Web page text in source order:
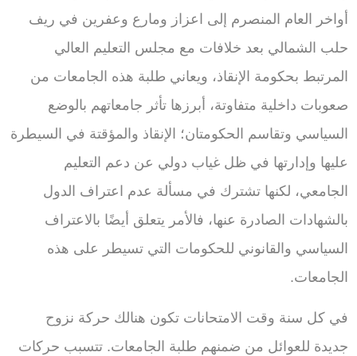
أواخر العام المنصرم إلى اعزاز ومارع وعفرين في ريف
حلب الشمالي بعد خلافات مع مجلس التعليم العالي
المرتبط بحكومة الإنقاذ، ويعاني طلبة هذه الجامعات من
صعوبات داخلية متفاوتة، أبرزها تأثر جامعاتهم بالوضع
السياسي وتقاسم الحكومتان؛ الإنقاذ والمؤقتة في السيطرة
عليها وإدارتها في ظل غياب دولي عن دعم التعليم
الجامعي، لكنها تشترك في مسألة عدم اعتراف الدول
بالشهادات الصادرة عنها، فالأمر يتعلق أيضًا بالاعتراف
السياسي والقانوني للحكومات التي تسيطر على هذه
الجامعات.
في كل سنة وقت الامتحانات تكون هنالك حركة نزوح
جديدة للعوائل من ضمنهم طلبة الجامعات. تتسبب حركات